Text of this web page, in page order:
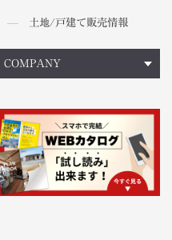
土地/戸建て販売情報
COMPANY